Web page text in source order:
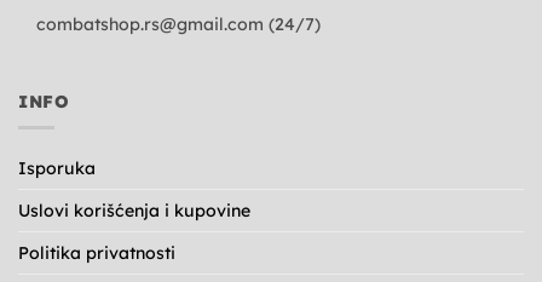
combatshop.rs@gmail.com (24/7)
INFO
Isporuka
Uslovi korišćenja i kupovine
Politika privatnosti